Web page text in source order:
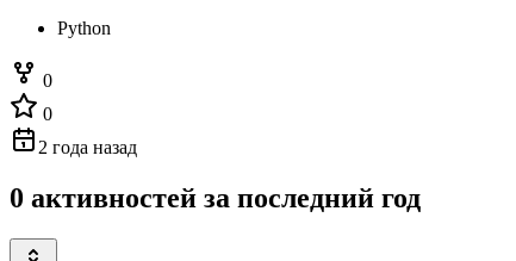
Python
0
0
2 года назад
0 активностей за последний год